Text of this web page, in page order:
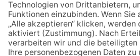
Maximale Anzahl Zeichen pro Zeile: 28